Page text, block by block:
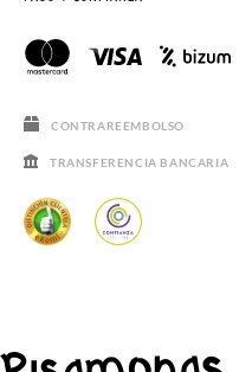
CONTRAREEMBOLSO
TRANSFERENCIA BANCARIA